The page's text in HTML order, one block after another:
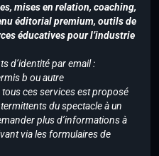
mises en relation, coaching,
éditorial premium, outils de
éducatives pour l’industrie
d’identité par email :
b ou autre
tous ces services est proposé
du spectacle à un
plus d’informations à
via les formulaires de